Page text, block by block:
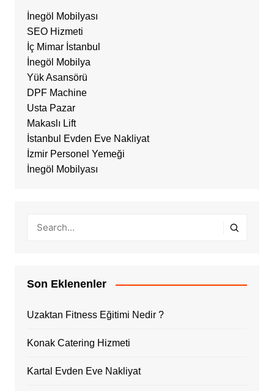
İnegöl Mobilyası
SEO Hizmeti
İç Mimar İstanbul
İnegöl Mobilya
Yük Asansörü
DPF Machine
Usta Pazar
Makaslı Lift
İstanbul Evden Eve Nakliyat
İzmir Personel Yemeği
İnegöl Mobilyası
Son Eklenenler
Uzaktan Fitness Eğitimi Nedir ?
Konak Catering Hizmeti
Kartal Evden Eve Nakliyat